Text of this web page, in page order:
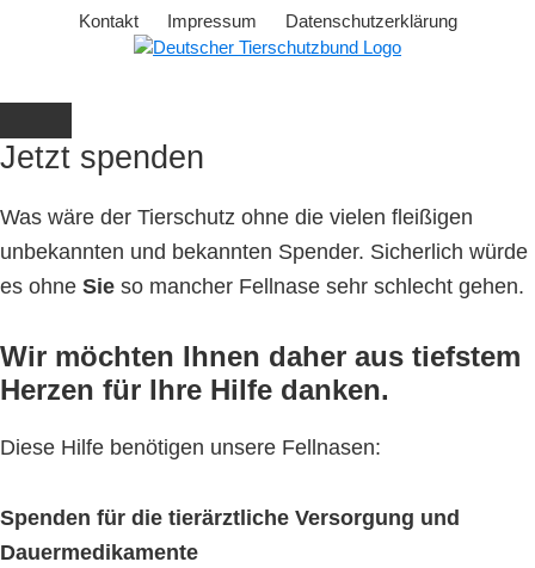
Kontakt Impressum Datenschutzerklärung
Jetzt spenden
Was wäre der Tierschutz ohne die vielen fleißigen
unbekannten und bekannten Spender. Sicherlich würde
es ohne Sie so mancher Fellnase sehr schlecht gehen.
Wir möchten Ihnen daher aus tiefstem
Herzen für Ihre Hilfe danken.
Diese Hilfe benötigen unsere Fellnasen:
Spenden für die tierärztliche Versorgung und
Dauermedikamente